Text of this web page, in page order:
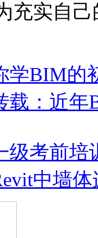
充实自
学BIM的
载：近年
级考前培
中墙